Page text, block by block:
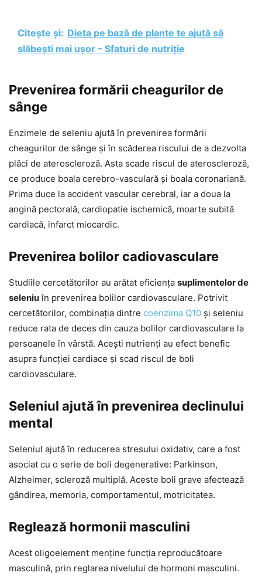
Citește și: Dieta pe bază de plante te ajută să
slăbești mai ușor – Sfaturi de nutriție
Prevenirea formării cheagurilor de
sânge
Enzimele de seleniu ajută în prevenirea formării
cheagurilor de sânge și în scăderea riscului de a dezvolta
plăci de ateroscleroză. Asta scade riscul de ateroscleroză,
ce produce boala cerebro-vasculară și boala coronariană.
Prima duce la accident vascular cerebral, iar a doua la
angină pectorală, cardiopatie ischemică, moarte subită
cardiacă, infarct miocardic.
Prevenirea bolilor cadiovasculare
Studiile cercetătorilor au arătat eficiența suplimentelor de
seleniuîn prevenirea bolilor cardiovasculare. Potrivit
cercetătorilor, combinația dintre coenzima Q10 și seleniu
reduce rata de deces din cauza bolilor cardiovasculare la
persoanele în vârstă. Acești nutrienți au efect benefic
asupra funcției cardiace și scad riscul de boli
cardiovasculare.
Seleniul ajută în prevenirea declinului
mental
Seleniul ajută în reducerea stresului oxidativ, care a fost
asociat cu o serie de boli degenerative: Parkinson,
Alzheimer, scleroză multiplă. Aceste boli grave afectează
gândirea, memoria, comportamentul, motricitatea.
Reglează hormonii masculini
Acest oligoelement menține funcția reproducătoare
masculină, prin reglarea nivelului de hormoni masculini.